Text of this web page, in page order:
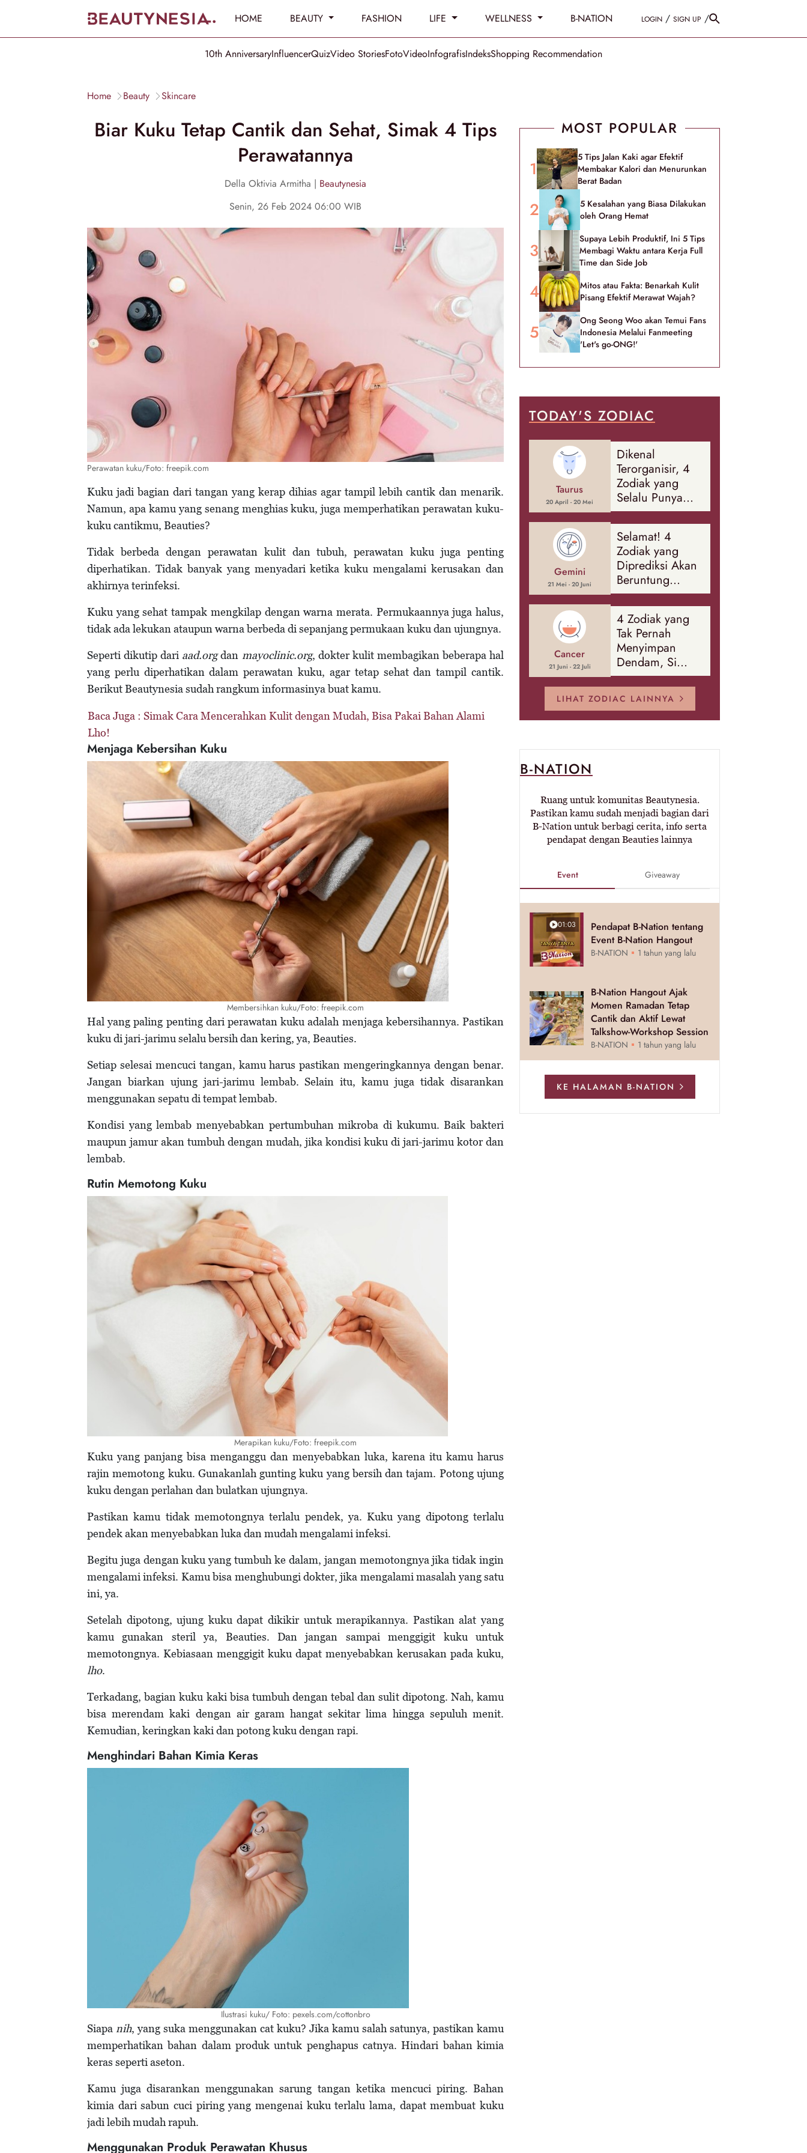
HOME BEAUTY FASHION LIFE WELLNESS B-NATION LOGIN / SIGN UP /
10th AnniversaryInfluencerQuizVideo StoriesFotoVideoInfografisIndeksShopping Recommendation
Home Beauty Skincare
Biar Kuku Tetap Cantik dan Sehat, Simak 4 Tips
Perawatannya
Della Oktivia Armitha | Beautynesia
Senin, 26 Feb 2024 06:00 WIB
Perawatan kuku/Foto: freepik.com
Kuku jadi bagian dari tangan yang kerap dihias agar tampil lebih cantik dan menarik.
Namun, apa kamu yang senang menghias kuku, juga memperhatikan perawatan kuku-
kuku cantikmu, Beauties?
Tidak berbeda dengan perawatan kulit dan tubuh, perawatan kuku juga penting
diperhatikan. Tidak banyak yang menyadari ketika kuku mengalami kerusakan dan
akhirnya terinfeksi.
Kuku yang sehat tampak mengkilap dengan warna merata. Permukaannya juga halus,
tidak ada lekukan ataupun warna berbeda di sepanjang permukaan kuku dan ujungnya.
Seperti dikutip dari aad.orgdan mayoclinic.org, dokter kulit membagikan beberapa hal
yang perlu diperhatikan dalam perawatan kuku, agar tetap sehat dan tampil cantik.
Berikut Beautynesia sudah rangkum informasinya buat kamu.
Baca Juga : Simak Cara Mencerahkan Kulit dengan Mudah, Bisa Pakai Bahan Alami
Lho!
Menjaga Kebersihan Kuku
Membersihkan kuku/Foto: freepik.com
Hal yang paling penting dari perawatan kuku adalah menjaga kebersihannya. Pastikan
kuku di jari-jarimu selalu bersih dan kering, ya, Beauties.
Setiap selesai mencuci tangan, kamu harus pastikan mengeringkannya dengan benar.
Jangan biarkan ujung jari-jarimu lembab. Selain itu, kamu juga tidak disarankan
menggunakan sepatu di tempat lembab.
Kondisi yang lembab menyebabkan pertumbuhan mikroba di kukumu. Baik bakteri
maupun jamur akan tumbuh dengan mudah, jika kondisi kuku di jari-jarimu kotor dan
lembab.
Rutin Memotong Kuku
Merapikan kuku/Foto: freepik.com
Kuku yang panjang bisa menganggu dan menyebabkan luka, karena itu kamu harus
rajin memotong kuku. Gunakanlah gunting kuku yang bersih dan tajam. Potong ujung
kuku dengan perlahan dan bulatkan ujungnya.
Pastikan kamu tidak memotongnya terlalu pendek, ya. Kuku yang dipotong terlalu
pendek akan menyebabkan luka dan mudah mengalami infeksi.
Begitu juga dengan kuku yang tumbuh ke dalam, jangan memotongnya jika tidak ingin
mengalami infeksi. Kamu bisa menghubungi dokter, jika mengalami masalah yang satu
ini, ya.
Setelah dipotong, ujung kuku dapat dikikir untuk merapikannya. Pastikan alat yang
kamu gunakan steril ya, Beauties. Dan jangan sampai menggigit kuku untuk
memotongnya. Kebiasaan menggigit kuku dapat menyebabkan kerusakan pada kuku,
lho.
Terkadang, bagian kuku kaki bisa tumbuh dengan tebal dan sulit dipotong. Nah, kamu
bisa merendam kaki dengan air garam hangat sekitar lima hingga sepuluh menit.
Kemudian, keringkan kaki dan potong kuku dengan rapi.
Menghindari Bahan Kimia Keras
Ilustrasi kuku/ Foto: pexels.com/cottonbro
Siapa nih, yang suka menggunakan cat kuku? Jika kamu salah satunya, pastikan kamu
memperhatikan bahan dalam produk untuk penghapus catnya. Hindari bahan kimia
keras seperti aseton.
Kamu juga disarankan menggunakan sarung tangan ketika mencuci piring. Bahan
kimia dari sabun cuci piring yang mengenai kuku terlalu lama, dapat membuat kuku
jadi lebih mudah rapuh.
Menggunakan Produk Perawatan Khusus
MOST POPULAR
5 Tips Jalan Kaki agar Efektif
Membakar Kalori dan Menurunkan
Berat Badan
5 Kesalahan yang Biasa Dilakukan
oleh Orang Hemat
Supaya Lebih Produktif, Ini 5 Tips
Membagi Waktu antara Kerja Full
Time dan Side Job
Mitos atau Fakta: Benarkah Kulit
Pisang Efektif Merawat Wajah?
Ong Seong Woo akan Temui Fans
Indonesia Melalui Fanmeeting
'Let's go-ONG!'
TODAY'S ZODIAC
Taurus
20 April - 20 Mei
Dikenal
Terorganisir, 4
Zodiak yang
Selalu Punya
Rencana
Cadangan Soal
Banyak Hal
Gemini
21 Mei - 20 Juni
Selamat! 4
Zodiak yang
Diprediksi Akan
Beruntung
Sepanjang
Agustus 2026
Cancer
21 Juni - 22 Juli
4 Zodiak yang
Tak Pernah
Menyimpan
Dendam, Si
Paling Mudah
Memaafkan!
LIHAT ZODIAC LAINNYA
B-NATION
Ruang untuk komunitas Beautynesia.
Pastikan kamu sudah menjadi bagian dari
B-Nation untuk berbagi cerita, info serta
pendapat dengan Beauties lainnya
Event Giveaway
01:03
Pendapat B-Nation tentang
Event B-Nation Hangout
B-NATION 1 tahun yang lalu
B-Nation Hangout Ajak
Momen Ramadan Tetap
Cantik dan Aktif Lewat
Talkshow-Workshop Session
B-NATION 1 tahun yang lalu
KE HALAMAN B-NATION